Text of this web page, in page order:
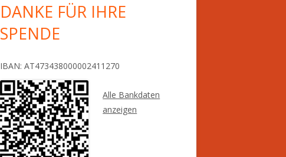
DANKE FÜR IHRE
SPENDE
IBAN: AT473438000002411270
Alle Bankdaten
anzeigen